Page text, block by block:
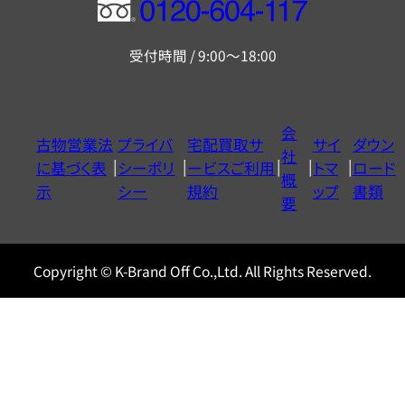
フ
ー
ヤ
ル
0120604117
受付時間 / 9:00～18:00
古物営業法
に基づく表
示
プライバ
シーポリ
シー
宅配買取サ
ービスご利用
規約
会
社
概
要
サイ
トマ
ップ
ダウン
ロード
書類
Copyright © K-Brand Off Co.,Ltd. All Rights Reserved.